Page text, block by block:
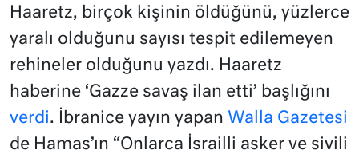
Haaretz, birçok kişinin öldüğünü, yüzlerce
yaralı olduğunu sayısı tespit edilemeyen
rehineler olduğunu yazdı. Haaretz
haberine ‘Gazze savaş ilan etti’ başlığını
verdi. İbranice yayın yapan Walla Gazetesi
de Hamas’ın “Onlarca İsrailli asker ve sivili